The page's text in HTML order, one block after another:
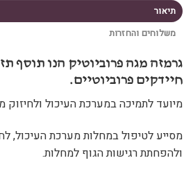
תיאור
משלוחים והחזרות
גרמזה מגה פרוביוטיק הנו תוסף
חיידקים פרוביוטיים.
מיועד לתמיכה במערכת העיכול ולחיזוק
מסייע לטיפול במחלות מערכת העיכול,
ולהפחתת רגישות הגוף למחלות.